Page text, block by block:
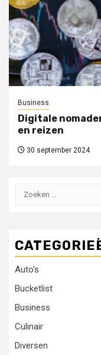
Business
Digitale
en reizen
30 september 2024
Zoeken
Auto's
Bucketlist
Business
Culinair
Diversen